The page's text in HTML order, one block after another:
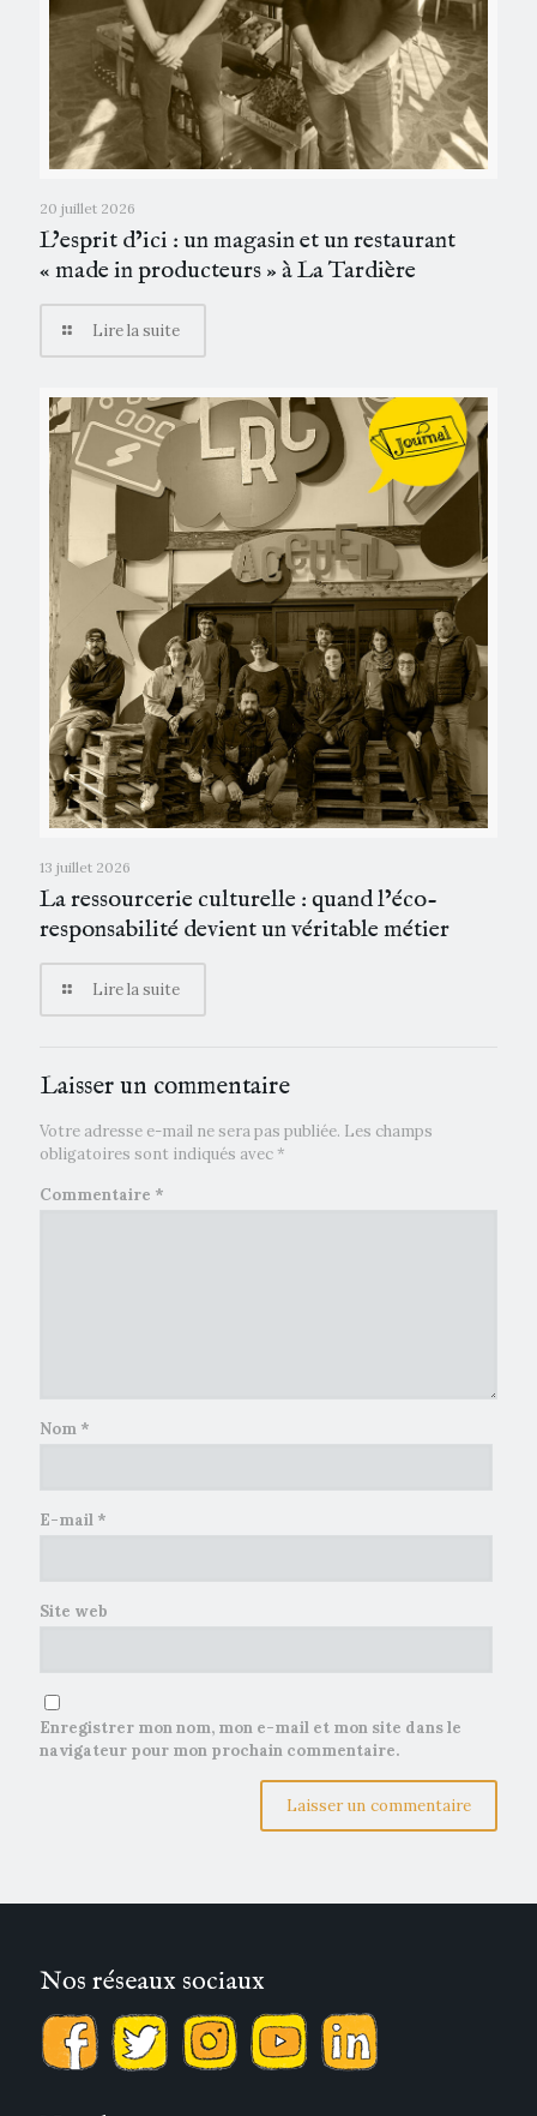
20 juillet 2026
L’esprit d’ici : un magasin et un restaurant
« made in producteurs » à La Tardière
Lire la suite
13 juillet 2026
La ressourcerie culturelle : quand l’éco-
responsabilité devient un véritable métier
Lire la suite
Laisser un commentaire
Votre adresse e-mail ne sera pas publiée. Les champs
obligatoires sont indiqués avec *
Commentaire *
Nom *
E-mail *
Site web
Enregistrer mon nom, mon e-mail et mon site dans le
navigateur pour mon prochain commentaire.
Nos réseaux sociaux